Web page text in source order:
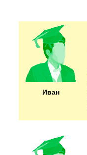
Иван